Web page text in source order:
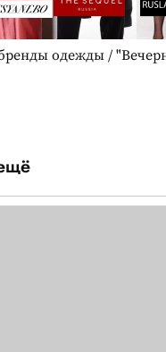
одежды /